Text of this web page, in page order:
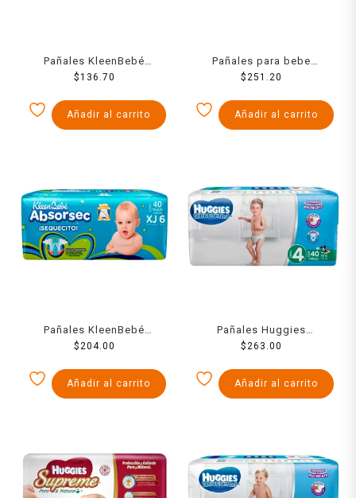
Pañales KleenBebé
Absorsec etapa 2 talla
$136.70
Añadir al carrito
Pañales para bebe
Kleenbebe Suavelastic
piezas
$ 251.20
Añadir al carrito
Pañales KleenBebé
Absorsec etapa 6 talla
piezas
$ 204.00
Añadir al carrito
Pañales Huggies
UltraConfort etapa 4 niño
$ 263.00
Añadir al carrito